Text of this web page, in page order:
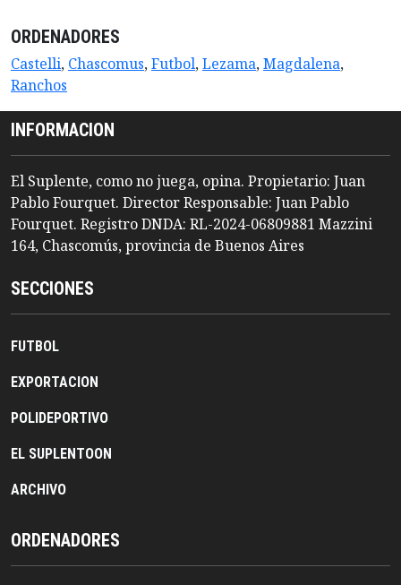
ORDENADORES
Castelli, Chascomus,Futbol,Lezama,Magdalena,
Ranchos
INFORMACION
El Suplente, como no juega, opina. Propietario: Juan
Pablo Fourquet. Director Responsable: Juan Pablo
Fourquet. Registro DNDA: RL-2024-06809881 Mazzini
164, Chascomús, provincia de Buenos Aires
SECCIONES
FUTBOL
EXPORTACION
POLIDEPORTIVO
EL SUPLENTOON
ARCHIVO
ORDENADORES